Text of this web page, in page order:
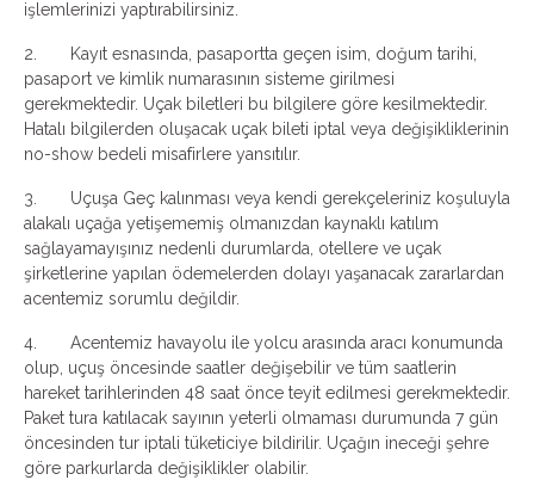
işlemlerinizi yaptırabilirsiniz.
2. Kayıt esnasında, pasaportta geçen isim, doğum tarihi,
pasaport ve kimlik numarasının sisteme girilmesi
gerekmektedir. Uçak biletleri bu bilgilere göre kesilmektedir.
Hatalı bilgilerden oluşacak uçak bileti iptal veya değişikliklerinin
no-show bedeli misafirlere yansıtılır.
3. Uçuşa Geç kalınması veya kendi gerekçeleriniz koşuluyla
alakalı uçağa yetişememiş olmanızdan kaynaklı katılım
sağlayamayışınız nedenli durumlarda, otellere ve uçak
şirketlerine yapılan ödemelerden dolayı yaşanacak zararlardan
acentemiz sorumlu değildir.
4. Acentemiz havayolu ile yolcu arasında aracı konumunda
olup, uçuş öncesinde saatler değişebilir ve tüm saatlerin
hareket tarihlerinden 48 saat önce teyit edilmesi gerekmektedir.
Paket tura katılacak sayının yeterli olmaması durumunda 7 gün
öncesinden tur iptali tüketiciye bildirilir. Uçağın ineceği şehre
göre parkurlarda değişiklikler olabilir.